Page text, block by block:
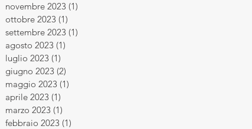
novembre 2023 (1)
ottobre 2023 (1)
settembre 2023 (1)
agosto 2023 (1)
luglio 2023 (1)
giugno 2023 (2)
maggio 2023 (1)
aprile 2023 (1)
marzo 2023 (1)
febbraio 2023 (1)